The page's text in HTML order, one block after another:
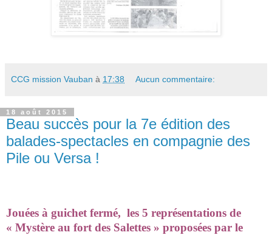
CCG mission Vauban à 17:38 Aucun commentaire:
18 août 2015
Beau succès pour la 7e édition des
balades-spectacles en compagnie des
Pile ou Versa !
Jouées à guichet fermé, les 5 représentations de
« Mystère au fort des Salettes » proposées par le